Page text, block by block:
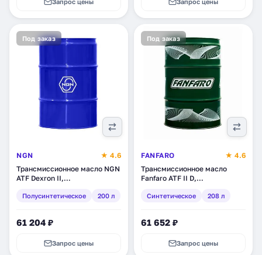
Под заказ
NGN
★ 4.6
Трансмиссионное масло NGN
ATF Dexron II,
(V172085107)
Полусинтетическое 200 л
61 204 ₽
Запрос цены
Под заказ
FANFARO
★ 4.6
Трансмиссионное масло
Fanfaro ATF II D,
5)Синтетическое 208 л
61 652 ₽
Запрос цены